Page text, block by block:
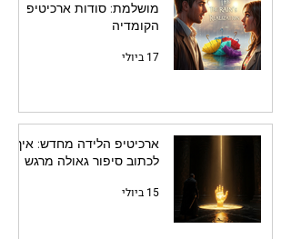
מושלמת: סודות ארכיטיפ
הקומדיה
17 ביולי
ארכיטיפ הלידה מחדש: איך
לכתוב סיפור גאולה מרגש
15 ביולי